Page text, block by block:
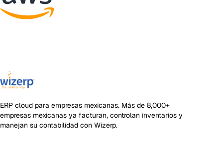
ERP cloud para empresas mexicanas. Más de 8,000+
empresas mexicanas ya facturan, controlan inventarios y
manejan su contabilidad con Wizerp.